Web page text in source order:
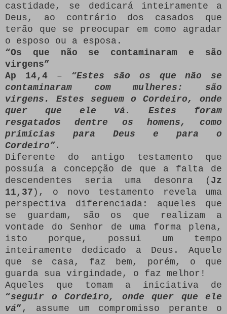
castidade, se dedicará inteiramente a
Deus, ao contrário dos casados que
terão que se preocupar em como agradar
o esposo ou a esposa.
“Os que não se contaminaram e são
virgens”
Ap 14,4– “Estes são os que não se
contaminaram com mulheres: são
virgens. Estes seguem o Cordeiro, onde
quer que ele vá. Estes foram
resgatados dentre os homens, como
primícias para Deus e para o
Cordeiro”.
Diferente do antigo testamento que
possuía a concepção de que a falta de
descendentes seria uma desonra ( Jz
11,37 ), o novo testamento revela uma
perspectiva diferenciada: aqueles que
se guardam, são os que realizam a
vontade do Senhor de uma forma plena,
isto porque, possui um tempo
inteiramente dedicado a Deus. Aquele
que se casa, faz bem, porém, o que
guarda sua virgindade, o faz melhor!
Aqueles que tomam a iniciativa de
“seguir o Cordeiro, onde quer que ele
vá” , assume um compromisso perante o